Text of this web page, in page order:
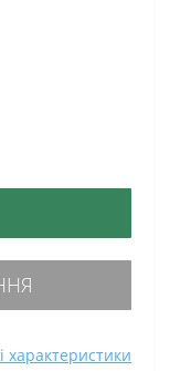
характеристики